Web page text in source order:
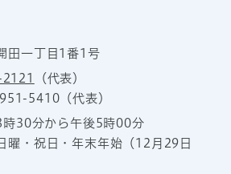
田一丁目1番1号
（代表）
5410（代表）
時30分から午後5時00分
曜・祝日・年末年始（12月29日